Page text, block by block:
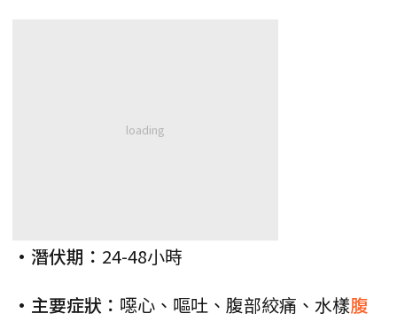
•潛伏期： 24-48小時
•主要症狀： 噁心、嘔吐、腹部絞痛、水樣腹